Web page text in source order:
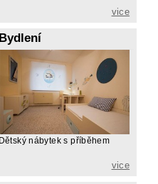
vice
Bydlení
Dětský nábytek s příběhem
vice